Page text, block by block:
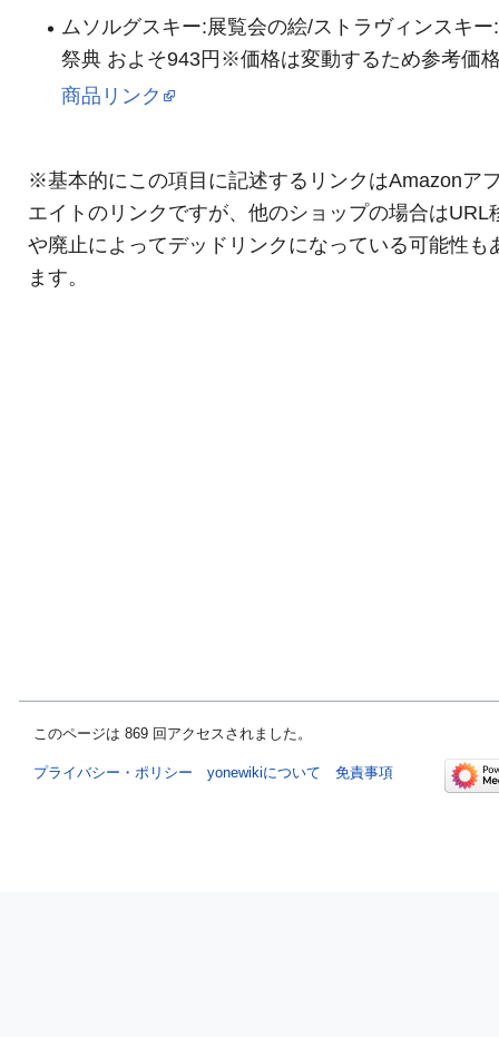
ムソルグスキー:展覧会の絵/ストラヴィンスキー
祭典 およそ943円※価格は変動するため参考価
商品リンク
※基本的にこの項目に記述するリンクはAmazonア
エイトのリンクですが、他のショップの場合はURL
や廃止によってデッドリンクになっている可能性も
ます。
このページは 869 回アクセスされました。
プライバシー・ポリシー yonewikiについて 免責事項